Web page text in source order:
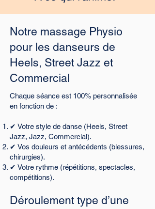
Notre massage Physio
pour les danseurs de
Heels, Street Jazz et
Commercial
Chaque séance est 100% personnalisée
en fonction de :
✔ Votre style de danse (Heels, Street
Jazz, Jazz, Commercial).
✔ Vos douleurs et antécédents (blessures,
chirurgies).
✔ Votre rythme (répétitions, spectacles,
compétitions).
Déroulement type d’une